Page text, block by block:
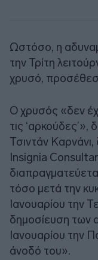
Ωστόσο, η
την Τρίτη
χρυσό,
Ο χρυσός «δεν
τις
Τσιντάν
Insignia
τόσο μετά την
Ιανουαρίου την
δημοσίευση των
Ιανουαρίου την
άνοδό του».